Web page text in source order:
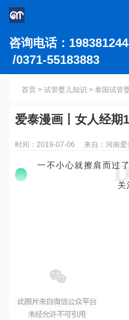
咨询电话：
/0371-55183883
首页 > 试管婴儿知识 > 泰国试管
爱泰漫画丨女人经期
时间：2019-07-06 来自：河南爱
一不小心就擦肩而过
关